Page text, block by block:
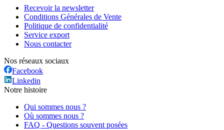
Recevoir la newsletter
Conditions Générales de Vente
Politique de confidentialité
Service export
Nous contacter
Nos réseaux sociaux
Facebook
Linkedin
Notre histoire
Qui sommes nous ?
Où sommes nous ?
FAQ - Questions souvent posées